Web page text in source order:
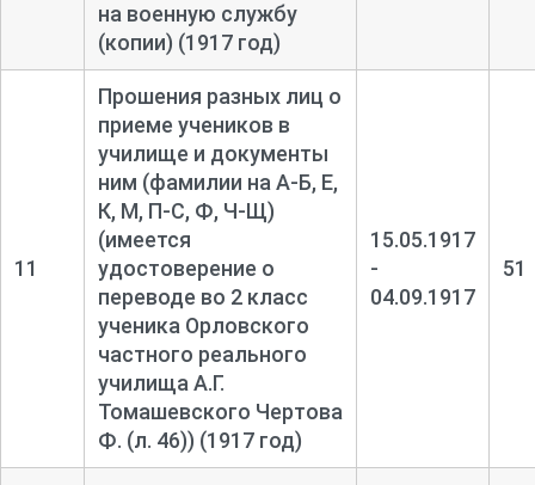
на военную службу
(копии) (1917 год)
11
Прошения разных лиц о
приеме учеников в
училище и документы
ним (фамилии на А-Б, Е,
К, М, П-С, Ф, Ч-Щ)
(имеется
удостоверение о
переводе во 2 класс
ученика Орловского
частного реального
училища А.Г.
Томашевского Чертова
Ф. (л. 46)) (1917 год)
15.05.1917
-
04.09.1917
51